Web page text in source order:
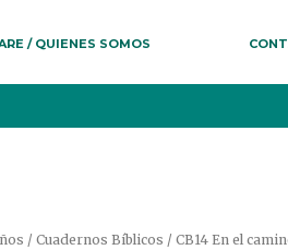
/ QUIENES SOMOS
/ Cuadernos Bíblicos / CB14 En el